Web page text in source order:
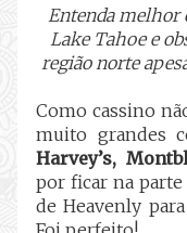
Entenda melhor
Lake Tahoe e
região norte
Como cassino
muito grandes
Harvey’s,
por ficar na
de Heavenly